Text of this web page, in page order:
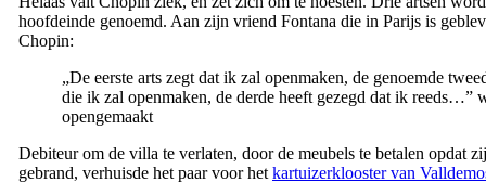
hoofdeinde genoemd. Aan zijn vriend Fontana die in Parijs is
Chopin:
„De eerste arts zegt dat ik zal openmaken, de genoemde
die ik zal openmaken, de derde heeft gezegd dat ik reeds…”
opengemaakt
Debiteur om de villa te verlaten, door de meubels te betalen opdat
gebrand, verhuisde het paar voor het kartuizerklooster van